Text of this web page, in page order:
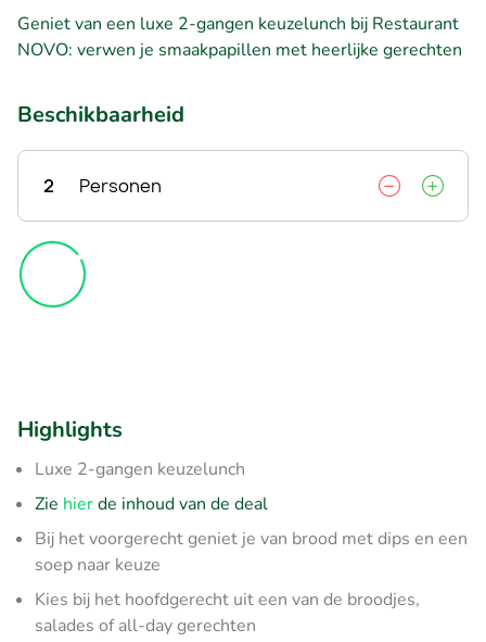
Geniet van een luxe 2-gangen keuzelunch bij Restaurant
NOVO: verwen je smaakpapillen met heerlijke gerechten
Beschikbaarheid
2 Personen
Highlights
Luxe 2-gangen keuzelunch
Zie hierde inhoud van de deal
Bij het voorgerecht geniet je van brood met dips en een
soep naar keuze
Kies bij het hoofdgerecht uit een van de broodjes,
salades of all-day gerechten